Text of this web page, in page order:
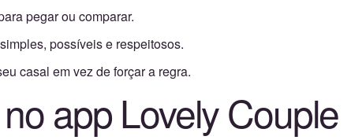
pegar ou comparar.
possíveis e respeitosos.
casal em vez de forçar a regra.
app Lovely Couple